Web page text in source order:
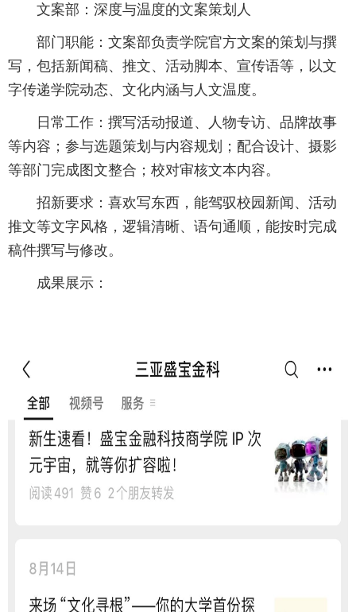
文案部：深度与温度的文案策划人
部门职能：文案部负责学院官方文案的策划与撰
写，包括新闻稿、推文、活动脚本、宣传语等，以文
字传递学院动态、文化内涵与人文温度。
日常工作：撰写活动报道、人物专访、品牌故事
等内容；参与选题策划与内容规划；配合设计、摄影
等部门完成图文整合；校对审核文本内容。
招新要求：喜欢写东西，能驾驭校园新闻、活动
推文等文字风格，逻辑清晰、语句通顺，能按时完成
稿件撰写与修改。
成果展示：